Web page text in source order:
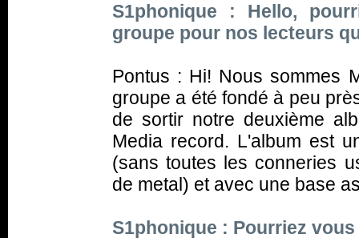
S1phonique : Hello,
groupe pour nos lecteurs
Pontus : Hi! Nous sommes
groupe a été fondé à peu
de sortir notre deuxième
Media record. L'album est
(sans toutes les conneries
de metal) et avec une base
S1phonique : Pourriez